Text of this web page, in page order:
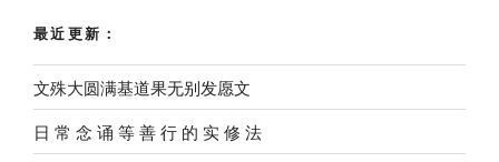
最近更新：
文殊大圆满基道果无别发愿文
⽇ 常 念 诵 等 善 ⾏ 的 实 修 法